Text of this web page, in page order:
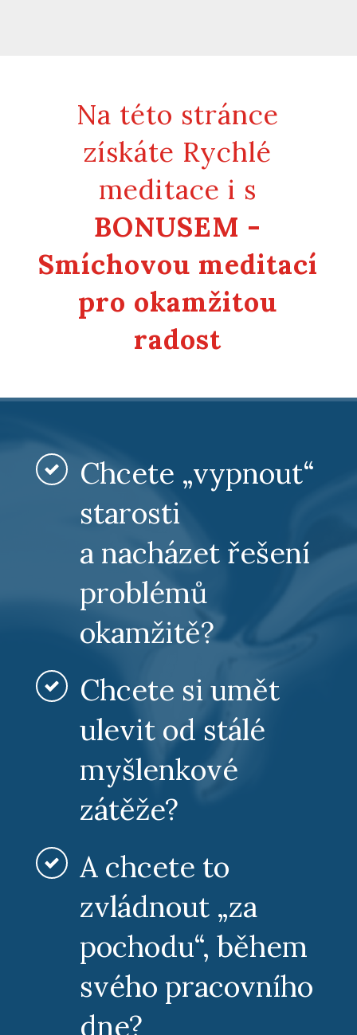
Na této stránce
získáte Rychlé
meditace i s
BONUSEM -
Smíchovou meditací
pro okamžitou
radost
Chcete „vypnout“
starosti
a nacházet řešení
problémů
okamžitě?
Chcete si umět
ulevit od stálé
myšlenkové
zátěže?
A chcete to
zvládnout „za
pochodu“, během
svého pracovního
dne?